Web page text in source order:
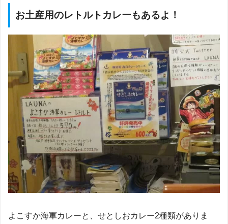
お土産用のレトルトカレーもあるよ！
よこすか海軍カレーと、せとしおカレー2種類がありま